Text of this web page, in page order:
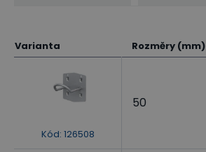
Varianta Rozměry (mm)
Kód: 126508
50